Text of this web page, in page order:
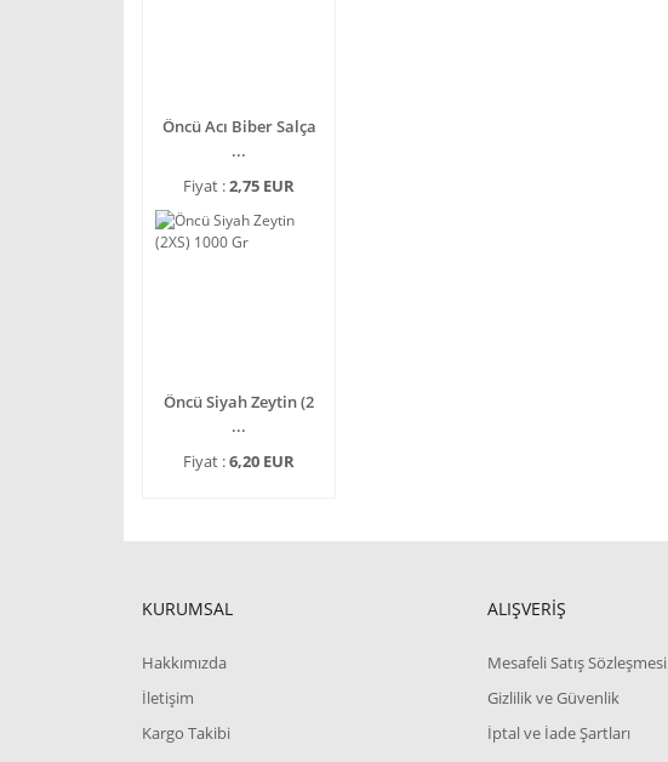
Öncü Acı Biber Salça
...
Fiyat :2,75 EUR
Öncü Siyah Zeytin (2
...
Fiyat :6,20 EUR
KURUMSAL
Hakkımızda
İletişim
Kargo Takibi
ALIŞVERİŞ
Mesafeli Satış Sözleşmesi
Gizlilik ve Güvenlik
İptal ve İade Şartları